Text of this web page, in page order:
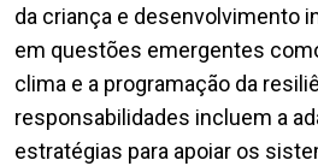
da criança e desenvolvimento
em questões emergentes
clima e a programação da
responsabilidades incluem a
estratégias para apoiar os